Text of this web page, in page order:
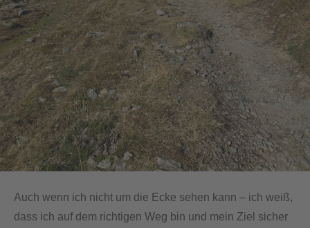
Auch wenn ich nicht um die Ecke sehen kann – ich weiß,
dass ich auf dem richtigen Weg bin und mein Ziel sicher